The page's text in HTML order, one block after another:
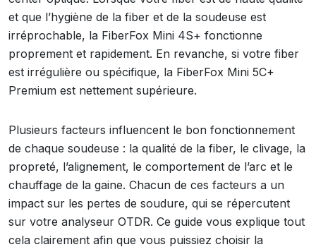
et que l’hygiène de la fiber et de la soudeuse est
irréprochable, la FiberFox Mini 4S+ fonctionne
proprement et rapidement. En revanche, si votre fiber
est irrégulière ou spécifique, la FiberFox Mini 5C+
Premium est nettement supérieure.
Plusieurs facteurs influencent le bon fonctionnement
de chaque soudeuse : la qualité de la fiber, le clivage, la
propreté, l’alignement, le comportement de l’arc et le
chauffage de la gaine. Chacun de ces facteurs a un
impact sur les pertes de soudure, qui se répercutent
sur votre analyseur OTDR. Ce guide vous explique tout
cela clairement afin que vous puissiez choisir la